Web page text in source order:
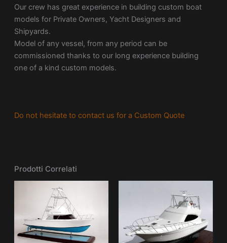
Our crew has great experience in building custom boat
models for Private Owners, Yacht Designers and
Shipyards.
Model of any vessel, from any period can be
commissioned thanks to our long experience building
one of a kind custom models.
Do not hesitate to contact us for a Custom Quote
Prodotti Correlati